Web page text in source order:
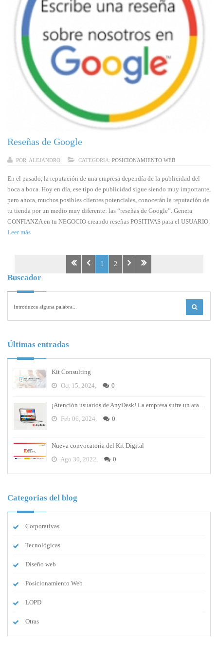
Reseñas de Google
POR: ALEJANDRO CATEGORIA: POSICIONAMIENTO WEB
En el pasado, la reputación de una empresa dependía de la publicidad del
boca a boca. Hoy en día, ese tipo de publicidad sigue siendo muy importante,
pero ahora, muchos posibles clientes potenciales, conocerán la reputación de
tu tienda por un medio muy diferente: las “reseñas de Google”. Genera
CONFIANZA en tu NEGOCIO creando reseñas POSITIVAS para el USUARIO.
Leer más
1 2
Buscador
Últimas entradas
Kit Consulting
Oct 15, 2024,
0
Feb 06, 2024,
0
Nueva convocatoria del Kit Digital
Ago 30, 2022,
0
Categorias del blog
Corporativas
Tecnológicas
Diseño web
Posicionamiento Web
LOPD
Otras